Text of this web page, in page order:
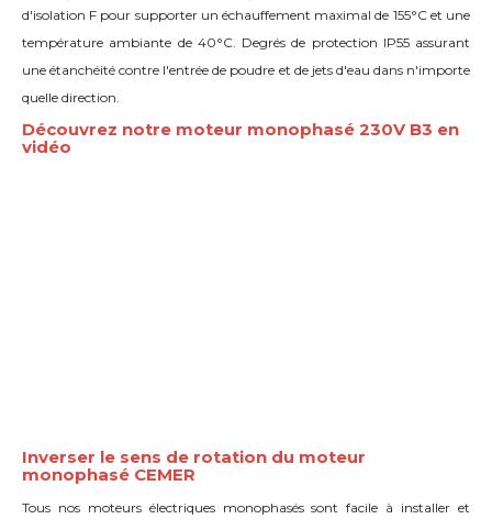
d'isolation F pour supporter un échauffement maximal de 155°C et une
température ambiante de 40°C. Degrés de protection IP55 assurant
une étanchéité contre l'entrée de poudre et de jets d'eau dans n'importe
quelle direction.
Découvrez notre moteur monophasé 230V B3 en
vidéo
Inverser le sens de rotation du moteur
monophasé CEMER
Tous nos moteurs électriques monophasés sont facile à installer et